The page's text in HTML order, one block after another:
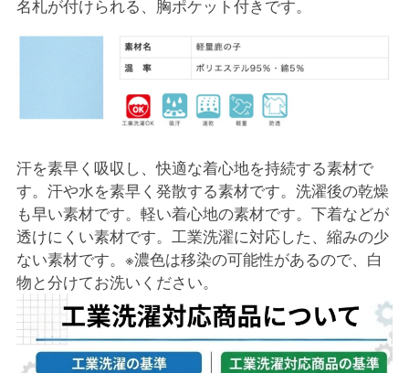
名札が付けられる、胸ポケット付きです。
汗を素早く吸収し、快適な着心地を持続する素材で
す。汗や水を素早く発散する素材です。洗濯後の乾燥
も早い素材です。軽い着心地の素材です。下着などが
透けにくい素材です。工業洗濯に対応した、縮みの少
ない素材です。※濃色は移染の可能性があるので、白
物と分けてお洗いください。